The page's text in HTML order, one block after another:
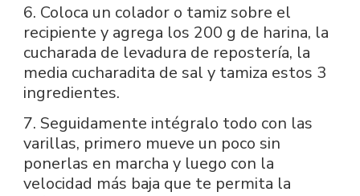
6. Coloca un colador o tamiz sobre el
recipiente y agrega los 200 g de harina, la
cucharada de levadura de repostería, la
media cucharadita de sal y tamiza estos 3
ingredientes.
7. Seguidamente intégralo todo con las
varillas, primero mueve un poco sin
ponerlas en marcha y luego con la
velocidad más baja que te permita la